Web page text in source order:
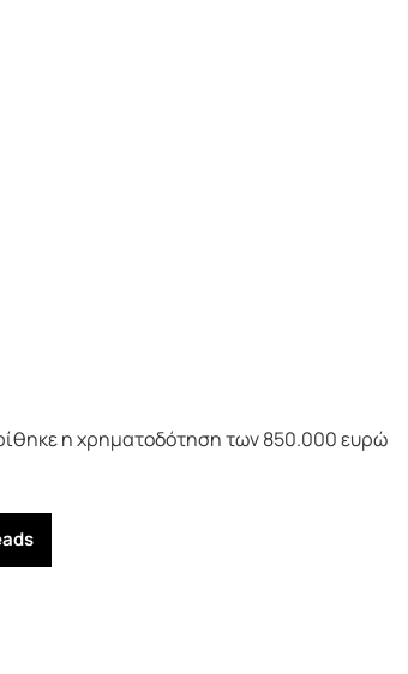
η χρηματοδότηση των 850.000 ευρώ